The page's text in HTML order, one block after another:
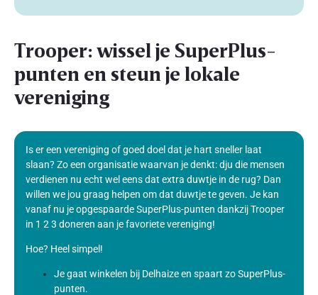
Trooper: wissel je SuperPlus-
punten en steun je lokale
vereniging
Is er een vereniging of goed doel dat je hart sneller laat
slaan? Zo een organisatie waarvan je denkt: dju die mensen
verdienen nu echt wel eens dat extra duwtje in de rug? Dan
willen we jou graag helpen om dat duwtje te geven. Je kan
vanaf nu je opgespaarde SuperPlus-punten dankzij Trooper
in 1 2 3 doneren aan je favoriete vereniging!
Hoe? Heel simpel!
Je gaat winkelen bij Delhaize en spaart zo SuperPlus-
punten.